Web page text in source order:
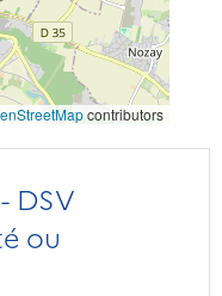
contributors
DSV
ou